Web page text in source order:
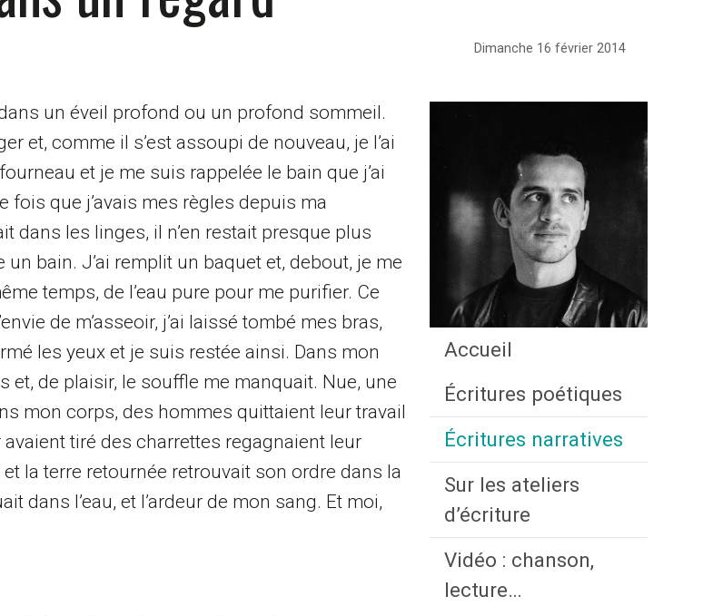
Dimanche 16 février 2014
un éveil profond ou un profond sommeil.
et, comme il s’est assoupi de nouveau, je l’ai
et je me suis rappelée le bain que j’ai
fois que j’avais mes règles depuis ma
dans les linges, il n’en restait presque plus
bain. J’ai remplit un baquet et, debout, je me
temps, de l’eau pure pour me purifier. Ce
de m’asseoir, j’ai laissé tombé mes bras,
les yeux et je suis restée ainsi. Dans mon
de plaisir, le souffle me manquait. Nue, une
mon corps, des hommes quittaient leur travail
tiré des charrettes regagnaient leur
la terre retournée retrouvait son ordre dans la
dans l’eau, et l’ardeur de mon sang. Et moi,
Accueil
Écritures poétiques
Écritures narratives
Sur les ateliers
d’écriture
Vidéo : chanson,
lecture…